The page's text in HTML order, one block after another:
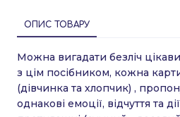
ОПИС ТОВАРУ
Можна вигадати безліч
з цім посібником, кожна
(дівчинка та хлопчик) ,
однакові емоції, відчуття та